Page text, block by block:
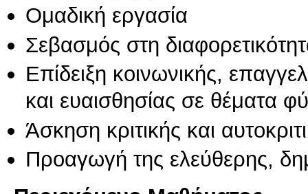
Ομαδική εργασία
Σεβασμός στη
Επίδειξη κοινωνικής,
και ευαισθησίας σε θέματα
Άσκηση κριτικής και
Προαγωγή της ελεύθερης,